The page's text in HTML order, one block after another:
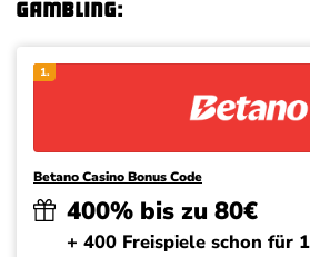
Gambling:
1.
Betano Casino Bonus Code
400% bis zu 80€
+ 400 Freispiele schon für